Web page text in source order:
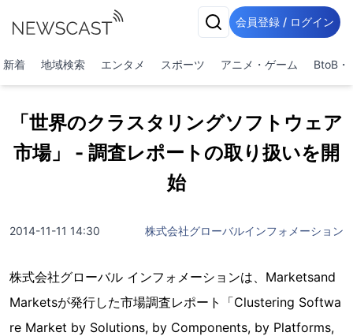
会員登録 / ログイン
新着 地域検索 エンタメ スポーツ アニメ・ゲーム BtoB・
「世界のクラスタリングソフトウェア
市場」 - 調査レポートの取り扱いを開
始
2014-11-11 14:30 株式会社グローバルインフォメーション
株式会社グローバル インフォメーションは、Marketsand
Marketsが発行した市場調査レポート「Clustering Softwa
re Market by Solutions, by Components, by Platforms,